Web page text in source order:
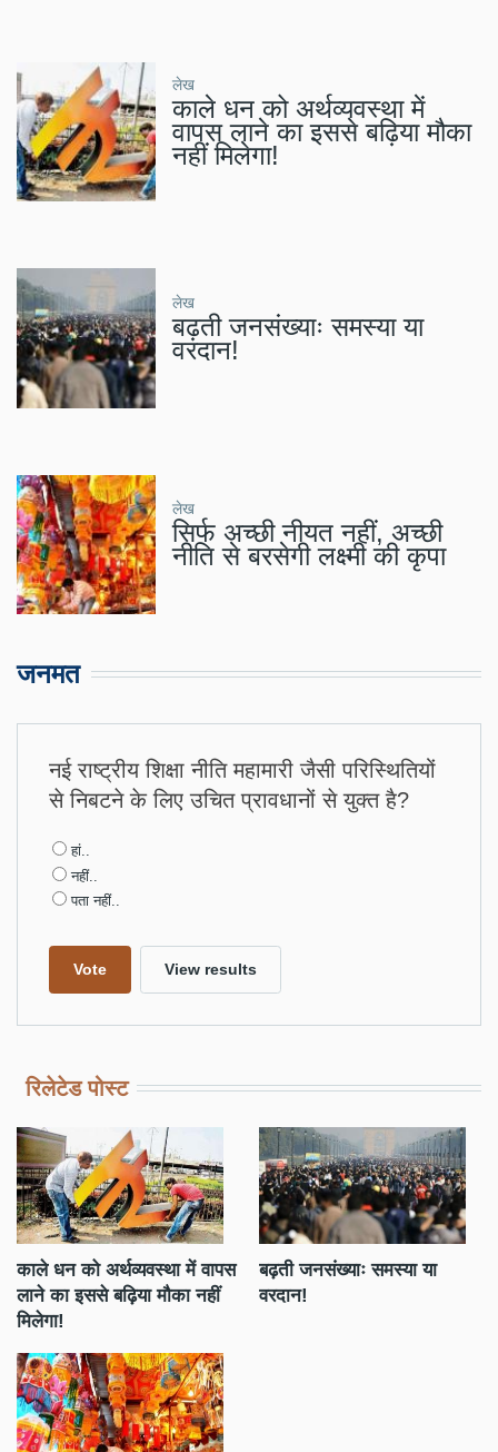
लेख
काले धन को अर्थव्यवस्था में
वापस लाने का इससे बढ़िया मौका
नहीं मिलेगा!
लेख
बढ़ती जनसंख्याः समस्या या
वरदान!
लेख
सिर्फ अच्छी नीयत नहीं, अच्छी
नीति से बरसेगी लक्ष्मी की कृपा
जनमत
नई राष्ट्रीय शिक्षा नीति महामारी जैसी परिस्थितियों
से निबटने के लिए उचित प्रावधानों से युक्त है?
Choices
हां..
नहीं..
पता नहीं..
रिलेटेड पोस्ट
काले धन को अर्थव्यवस्था में वापस
लाने का इससे बढ़िया मौका नहीं
मिलेगा!
बढ़ती जनसंख्याः समस्या या
वरदान!